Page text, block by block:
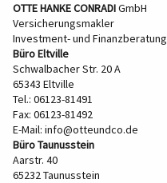
OTTE HANKE CONRADIGmbH
Versicherungsmakler
Investment- und Finanzberatung
Büro Eltville
Schwalbacher Str. 20 A
65343 Eltville
Tel.: 06123-81491
Fax: 06123-81492
E-Mail: info@otteundco.de
Büro Taunusstein
Aarstr. 40
65232 Taunusstein